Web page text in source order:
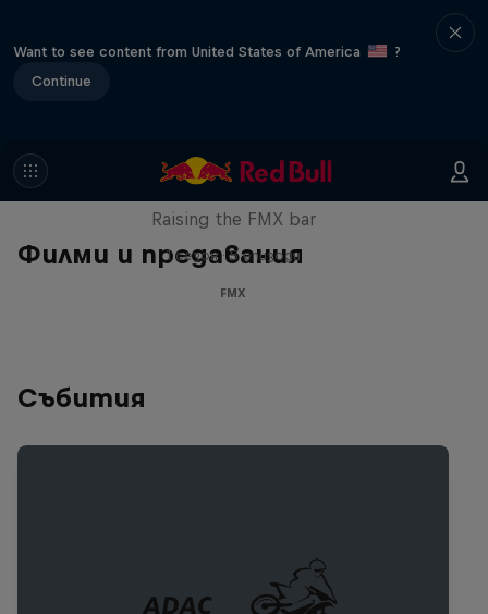
Want to see content from United States of America
?
Continue
Филми и предавания
Luc Ackermann: FMX Unloaded
Raising the FMX bar
1 сезон · 5 епизоди
FMX
Събития